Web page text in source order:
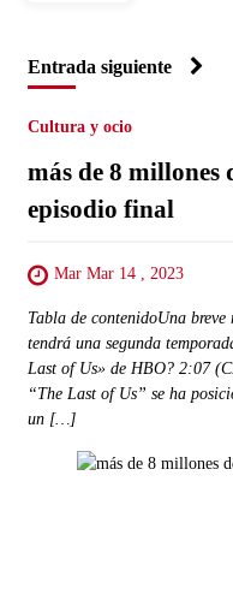
Entrada siguiente
Cultura y ocio
más de 8 millones
episodio final
Mar Mar 14 , 2023
Tabla de contenidoUna
tendrá una segunda
Last of Us» de HBO? 2:07
“The Last of Us” se ha
un […]